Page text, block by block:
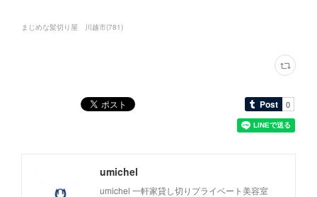
まじめな髪切り屋 川越市(781)
umichel
umichel 一軒家貸し切りプライベート美容室